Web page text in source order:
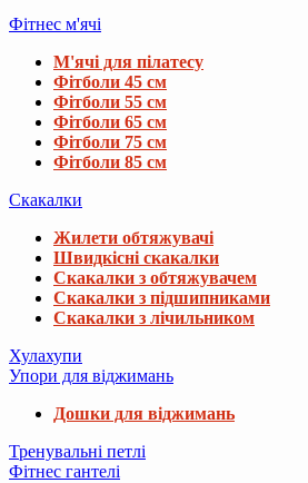
Фітнес м'ячі
М'ячі для пілатесу
Фітболи 45 см
Фітболи 55 см
Фітболи 65 см
Фітболи 75 см
Фітболи 85 см
Скакалки
Жилети обтяжувачі
Швидкісні скакалки
Скакалки з обтяжувачем
Скакалки з підшипниками
Скакалки з лічильником
Хулахупи
Упори для віджимань
Дошки для віджимань
Тренувальні петлі
Фітнес гантелі